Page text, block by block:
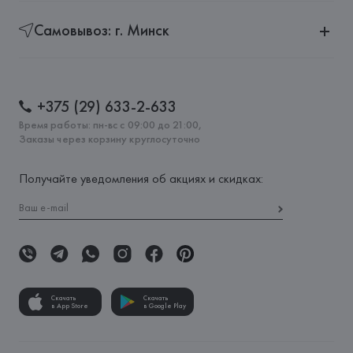
Самовывоз: г. Минск
+375 (29) 633-2-633
Время работы: пн-вс с 09:00 до 21:00,
Заказы через корзину круглосуточно
Получайте уведомления об акциях и скидках:
Скачать
в App Store
Скачать
в Google Play